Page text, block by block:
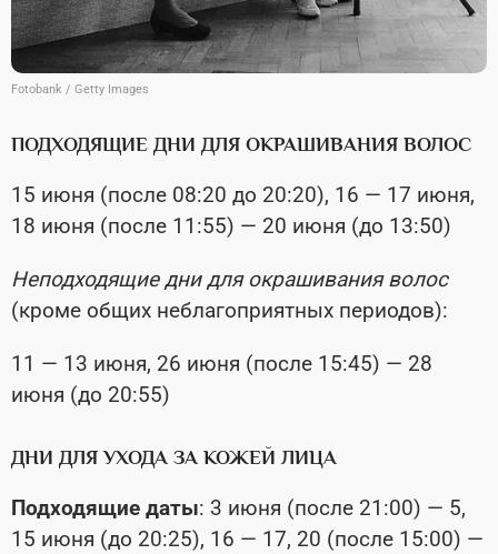
Fotobank / Getty Images
ПОДХОДЯЩИЕ ДНИ ДЛЯ ОКРАШИВАНИЯ ВОЛОС
15 июня (после 08:20 до 20:20), 16 — 17 июня,
18 июня (после 11:55) — 20 июня (до 13:50)
Неподходящие дни для окрашивания волос
(кроме общих неблагоприятных периодов):
11 — 13 июня, 26 июня (после 15:45) — 28
июня (до 20:55)
ДНИ ДЛЯ УХОДА ЗА КОЖЕЙ ЛИЦА
Подходящие даты: 3 июня (после 21:00) — 5,
15 июня (до 20:25), 16 — 17, 20 (после 15:00) —